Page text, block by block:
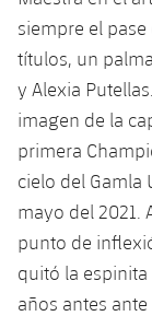
Jugadors
Fotos
Historia
Juvenil
Cadete
Infantil
Alevín
PLUSICON
MÁS
Primer
Entradas
Barça
Base
Barça C
Campus
siempre el
títulos, un
y Alexia
imagen de la
primera
cielo del Gamla
mayo del 2021.
punto de
quitó la
años antes